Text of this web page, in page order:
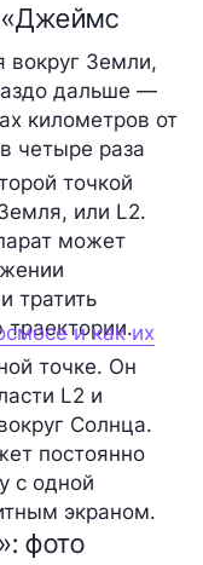
«Джеймс
вокруг Земли,
дальше —
километров от
четыре раза
точкой
или L2.
может
тратить
и как их
точке. Он
L2 и
Солнца.
постоянно
с одной
экраном.
фото